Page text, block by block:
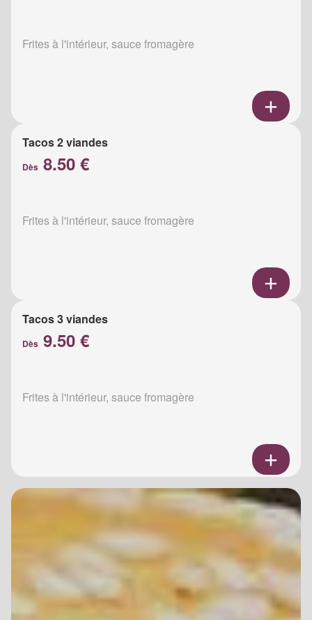
Frites à l'intérieur, sauce fromagère
Tacos 2 viandes
Dès 8.50 €
Frites à l'intérieur, sauce fromagère
Tacos 3 viandes
Dès 9.50 €
Frites à l'intérieur, sauce fromagère